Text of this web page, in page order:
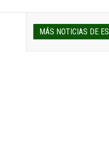
MÁS NOTICIAS DE